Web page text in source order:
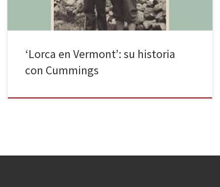
‘Lorca en Vermont’: su historia
con Cummings